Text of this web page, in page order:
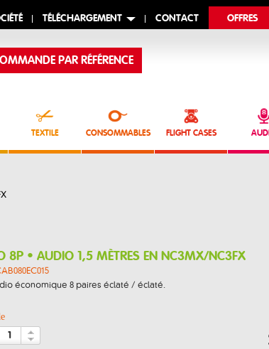
TÉLÉCHARGEMENT CONTACT OFFRES
PAR RÉFÉRENCE
TEXTILE CONSOMMABLES FLIGHT CASES
8P • AUDIO 1,5 MÈTRES EN NC3MX/NC3FX
économique 8 paires éclaté / éclaté.